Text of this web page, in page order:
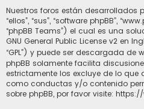
Nuestros foros están desarrollados
“ellos”, “sus”, “software phpBB”,
“phpBB Teams”) el cual es una
GNU General Public License v2 en
“GPL”) y puede ser descargada de
phpBB solamente facilita
estrictamente los excluye de lo
como conductas y/o contenido
sobre phpBB, por favor visite: